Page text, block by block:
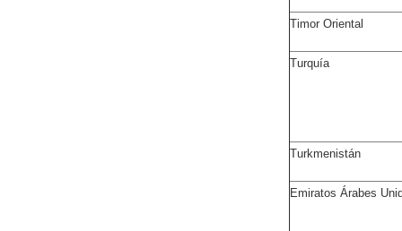
Timor Oriental
Turquía
Turkmenistán
Emiratos Árabes